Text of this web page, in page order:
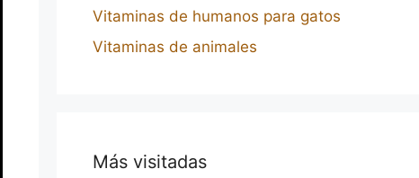
Vitaminas de humanos para gatos
Vitaminas de animales
Más visitadas